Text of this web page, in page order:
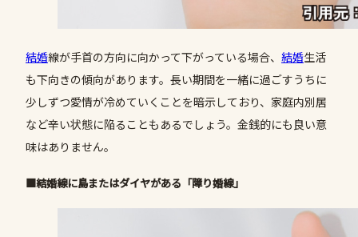
結婚線が手首の方向に向かって下がっている場合、 結婚生活
も下向きの傾向があります。長い期間を一緒に過ごすうちに
少しずつ愛情が冷めていくことを暗示しており、家庭内別居
など辛い状態に陥ることもあるでしょう。金銭的にも良い意
味はありません。
■結婚線に島またはダイヤがある「障り婚線」